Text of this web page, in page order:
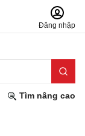
Đăng nhập
Tìm nâng cao